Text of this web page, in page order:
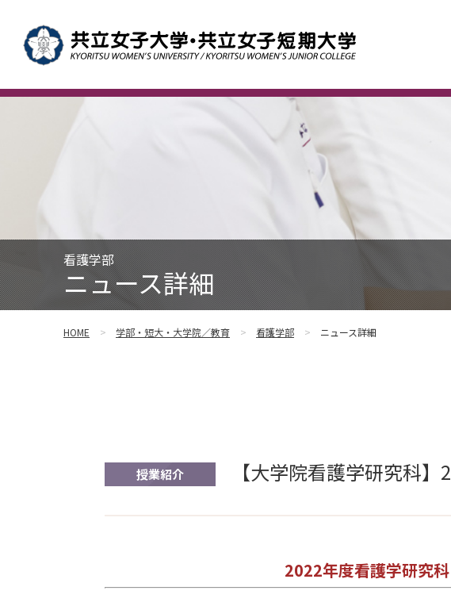
看護学部
ニュース詳細
HOME 学部・短大・大学院／教育 看護学部 ニュース詳細
授業紹介 【大学院看護学研究科
2022年度看護学研究